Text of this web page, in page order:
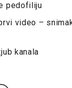
pedofiliju
video –
kanala